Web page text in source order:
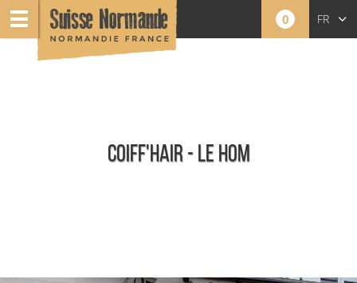
0 FR
COIFF'HAIR - LE HOM